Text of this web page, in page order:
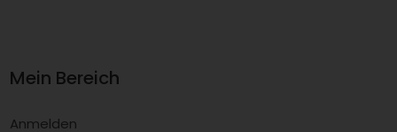
Mein Bereich
Anmelden